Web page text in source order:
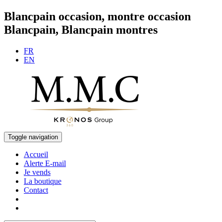
Blancpain occasion, montre occasion
Blancpain, Blancpain montres
FR
EN
Toggle navigation
Accueil
Alerte E-mail
Je vends
La boutique
Contact